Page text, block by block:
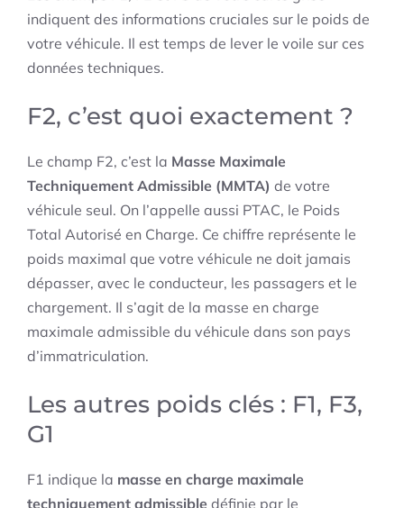
indiquent des informations cruciales sur le poids de
votre véhicule. Il est temps de lever le voile sur ces
données techniques.
F2, c’est quoi exactement ?
Le champ F2, c’est la Masse Maximale
Techniquement Admissible (MMTA) de votre
véhicule seul. On l’appelle aussi PTAC, le Poids
Total Autorisé en Charge. Ce chiffre représente le
poids maximal que votre véhicule ne doit jamais
dépasser, avec le conducteur, les passagers et le
chargement. Il s’agit de la masse en charge
maximale admissible du véhicule dans son pays
d’immatriculation.
Les autres poids clés : F1, F3,
G1
F1 indique la masse en charge maximale
techniquement admissible définie par le